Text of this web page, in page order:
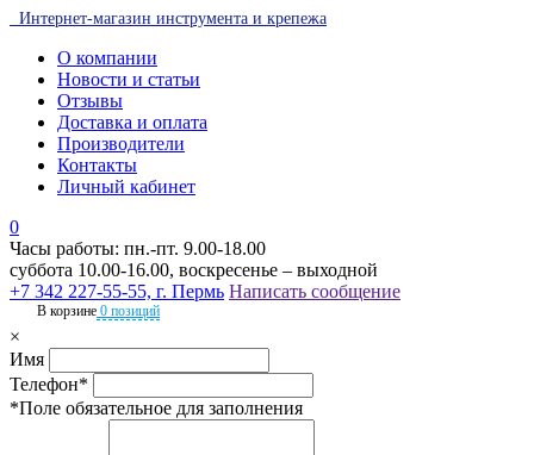
Интернет-магазин инструмента и крепежа
О компании
Новости и статьи
Отзывы
Доставка и оплата
Производители
Контакты
Личный кабинет
0
Часы работы: пн.-пт. 9.00-18.00
суббота 10.00-16.00, воскресенье – выходной
+7 342 227-55-55, г. Пермь Написать сообщение
В корзине 0 позиций
×
Имя
Телефон*
*Поле обязательное для заполнения